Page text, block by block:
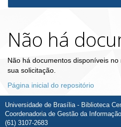
Não há
Não há documentos disponíveis
sua solicitação.
Página inicial do repositório
Universidade de Brasília - Biblioteca
Coordenadoria de Gestão da
(61) 3107-2683